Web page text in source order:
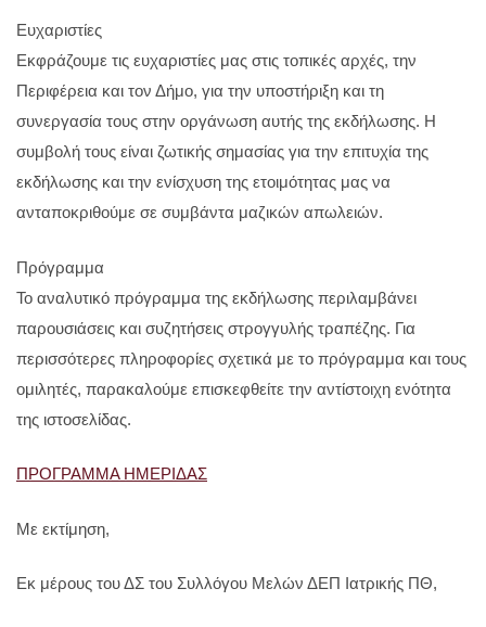
Ευχαριστίες
Εκφράζουμε τις ευχαριστίες μας στις τοπικές αρχές, την
Περιφέρεια και τον Δήμο, για την υποστήριξη και τη
συνεργασία τους στην οργάνωση αυτής της εκδήλωσης. Η
συμβολή τους είναι ζωτικής σημασίας για την επιτυχία της
εκδήλωσης και την ενίσχυση της ετοιμότητας μας να
ανταποκριθούμε σε συμβάντα μαζικών απωλειών.
Πρόγραμμα
Το αναλυτικό πρόγραμμα της εκδήλωσης περιλαμβάνει
παρουσιάσεις και συζητήσεις στρογγυλής τραπέζης. Για
περισσότερες πληροφορίες σχετικά με το πρόγραμμα και τους
ομιλητές, παρακαλούμε επισκεφθείτε την αντίστοιχη ενότητα
της ιστοσελίδας.
ΠΡΟΓΡΑΜΜΑ ΗΜΕΡΙΔΑΣ
Με εκτίμηση,
Εκ μέρους του ΔΣ του Συλλόγου Μελών ΔΕΠ Ιατρικής ΠΘ,